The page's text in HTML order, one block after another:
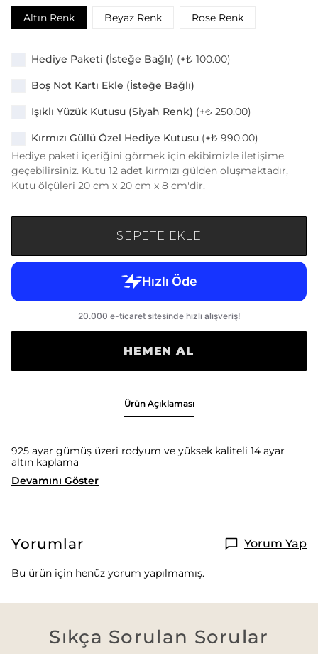
Altın Renk
Beyaz Renk Rose Renk
Hediye Paketi (İsteğe Bağlı) (+₺ 100.00)
Boş Not Kartı Ekle (İsteğe Bağlı)
Işıklı Yüzük Kutusu (Siyah Renk) (+₺ 250.00)
Kırmızı Güllü Özel Hediye Kutusu (+₺ 990.00)
Hediye paketi içeriğini görmek için ekibimizle iletişime
geçebilirsiniz. Kutu 12 adet kırmızı gülden oluşmaktadır,
Kutu ölçüleri 20 cm x 20 cm x 8 cm'dir.
SEPETE EKLE
HEMEN AL
Ürün Açıklaması
925 ayar gümüş üzeri rodyum ve yüksek kaliteli 14 ayar
altın kaplama
Devamını Göster
Yorumlar Yorum Yap
Bu ürün için henüz yorum yapılmamış.
Sıkça Sorulan Sorular